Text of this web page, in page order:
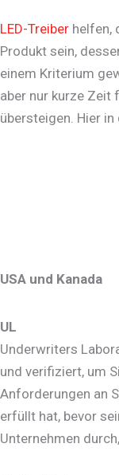
LED-Treiber helfen,
Produkt sein,
einem Kriterium
aber nur kurze Zeit
übersteigen. Hier
USA und Kanada
UL
Underwriters
und verifiziert, um
Anforderungen an
erfüllt hat, bevor
Unternehmen